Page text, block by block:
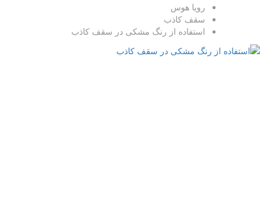
رویا هوس
سقف کاذب
استفاده از رنگ مشکی در سقف کاذب